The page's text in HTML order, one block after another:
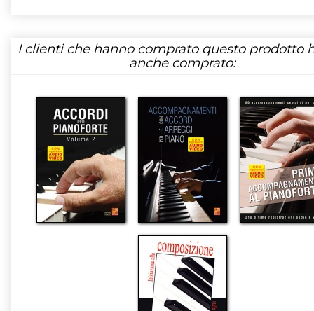
I clienti che hanno comprato questo prodotto
anche comprato: